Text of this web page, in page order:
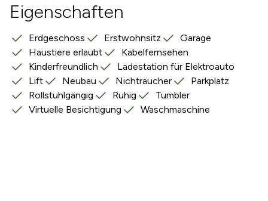
Eigenschaften
Erdgeschoss Erstwohnsitz
Garage
Haustiere erlaubt
Kabelfernsehen
Kinderfreundlich
Ladestation für Elektroauto
Lift
Neubau Nichtraucher
Parkplatz
Rollstuhlgängig
Ruhig
Tumbler
Virtuelle Besichtigung
Waschmaschine